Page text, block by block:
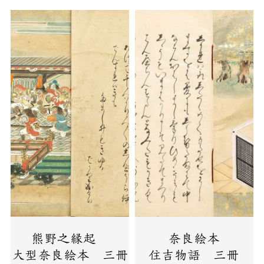
熊野之縁起
大型奈良絵本 三冊
奈良絵本
住吉物語 三冊